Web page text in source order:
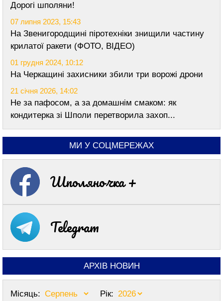
Дорогі шполяни!
07 липня 2023, 15:43
На Звенигородщині піротехніки знищили частину
крилатої ракети (ФОТО, ВІДЕО)
01 грудня 2024, 10:12
На Черкащині захисники збили три ворожі дрони
21 січня 2026, 14:02
Не за пафосом, а за домашнім смаком: як
кондитерка зі Шполи перетворила захоп...
МИ У СОЦМЕРЕЖАХ
Шполяночка +
Telegram
АРХІВ НОВИН
Місяць: Рік: